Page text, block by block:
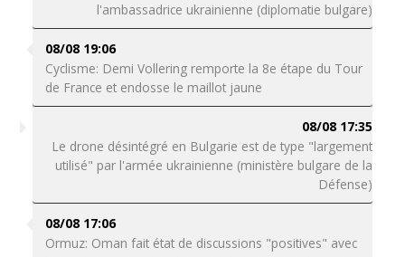
l'ambassadrice ukrainienne (diplomatie bulgare)
08/08 19:06
Cyclisme: Demi Vollering remporte la 8e étape du Tour
de France et endosse le maillot jaune
08/08 17:35
Le drone désintégré en Bulgarie est de type "largement
utilisé" par l'armée ukrainienne (ministère bulgare de la
Défense)
08/08 17:06
Ormuz: Oman fait état de discussions "positives" avec